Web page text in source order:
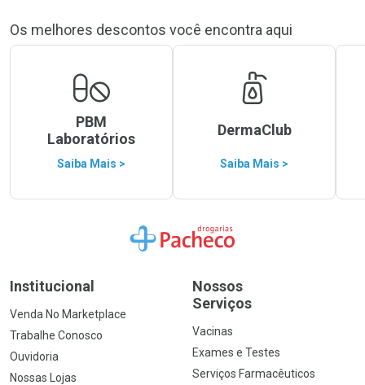
Os melhores descontos você encontra aqui
PBM
Laboratórios
Saiba Mais >
DermaClub
Saiba Mais >
Ir para a Home
Institucional
Venda No Marketplace
Trabalhe Conosco
Ouvidoria
Nossas Lojas
Nossos
Serviços
Vacinas
Exames e Testes
Serviços Farmacêuticos